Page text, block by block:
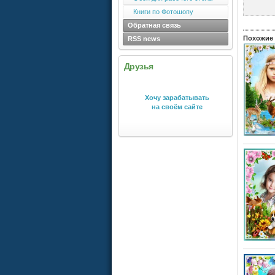
Книги по Фотошопу
Обратная связь
RSS news
Друзья
Хочу зарабатывать
на своём сайте
Похожие